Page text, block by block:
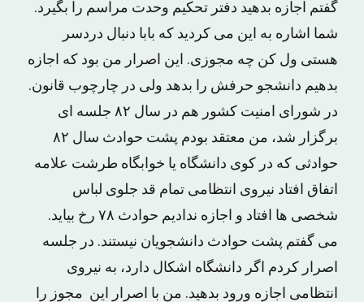
گفتم اجازه بدهید دفتر تحکیم وحدت مراسم را بگیرد.
شما اشاره به این می کردید که بابا دنبال دردسر
هستی ول کن چه مجوزی. این اصرار من بود که اجازه
بدهیم دانشجو حرفش را بدهد ولی در چارچوب قانون.
در شورای امنیت کشور هم در سال ۸۲ جلسه ای
برگزار شد، من معتقد بودم پشت حوادث سال ۸۲
حوادثی که در کوی دانشگاه یا خوابگاه طرشت علامه
اتفاق افتاد نیروی انتظامی تمام قد جلوی لباس
شخصی ها افتاد و اجازه ندادیم حوادث ۷۸ رخ بیاید.
می گفتم پشت حوادث دانشجویان نیستند. در جلسه
اصرار کردم اگر دانشگاه اشکال دارد، به نیروی
انتظامی اجازه ورود بدهید. من با اصرار این مجوز را